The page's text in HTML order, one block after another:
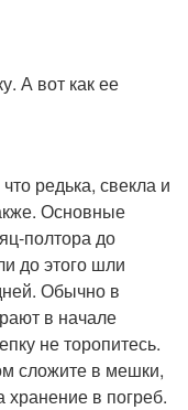
А вот как ее
редька, свекла и
Основные
полтора до
до этого шли
Обычно в
в начале
не торопитесь.
сложите в мешки,
хранение в погреб.